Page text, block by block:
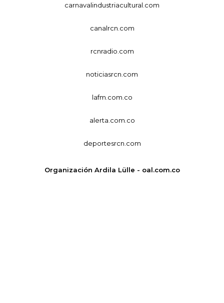
carnavalindustriacultural.com
canalrcn.com
rcnradio.com
noticiasrcn.com
lafm.com.co
alerta.com.co
deportesrcn.com
Organización Ardila Lülle - oal.com.co